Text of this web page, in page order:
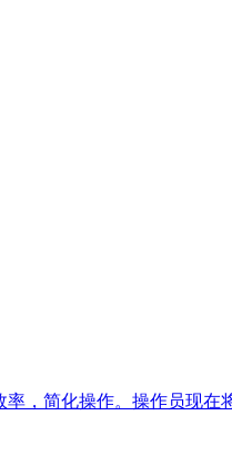
，简化操作。操作员现